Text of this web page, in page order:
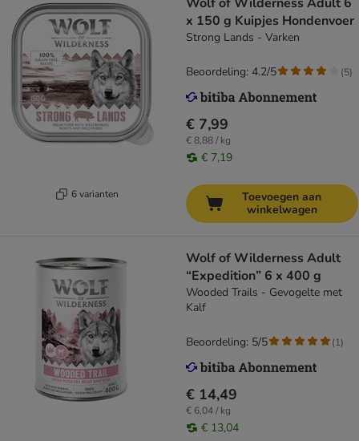
6 varianten
x 150 g Kuipjes Hondenvoer
Strong Lands - Varken
€ 7,99
€ 8,88 / kg
€ 7,19
Beoordeling: 4.2/5 (5)
Toevoegen aan
winkelwagen
Wolf of Wilderness Adult
“Expedition” 6 x 400 g
Wooded Trails - Gevogelte met
Kalf
€ 14,49
€ 6,04 / kg
€ 13,04
Beoordeling: 5/5 (1)